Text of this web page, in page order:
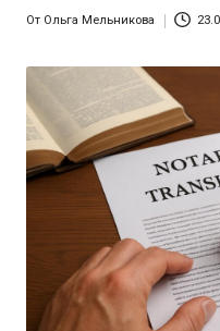
От Ольга Мельникова